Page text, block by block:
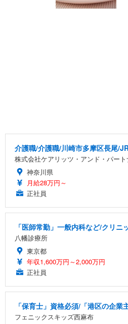
介護職/介護職/川崎市多摩区長尾/
株式会社ケアリッツ・アンド・パー
神奈川県
月給28万円～
正社員
「医師常勤」一般内科など/クリニ
八幡診療所
東京都
年収1,600万円～2,000万円
正社員
「保育士」資格必須/「港区の企
フェニックスキッズ西麻布